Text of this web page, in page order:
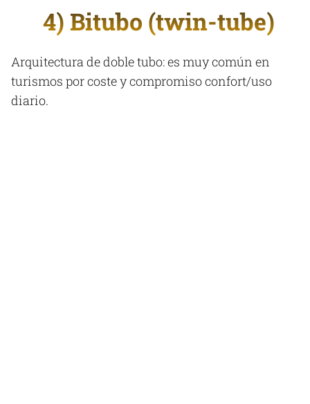
4) Bitubo (twin-tube)
Arquitectura de doble tubo: es muy común en
turismos por coste y compromiso confort/uso
diario.